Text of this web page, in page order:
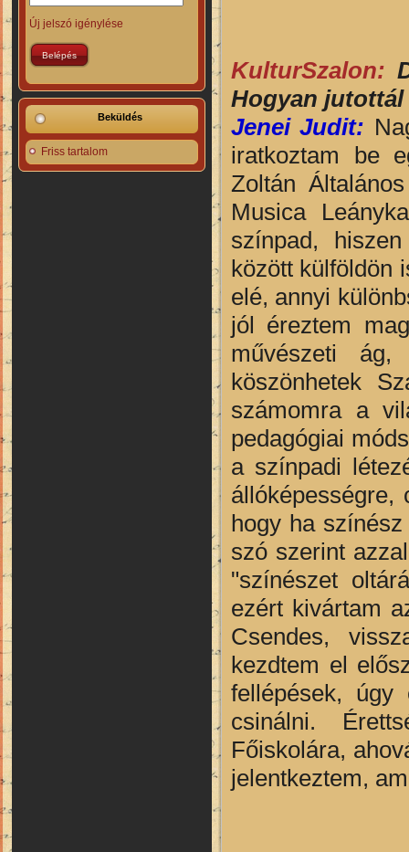
Új jelszó igénylése
Beküldés
Friss tartalom
KulturSzalon:
Hogyan
Jenei Judit:
iratkoztam be
Zoltán
Musica
színpad,
között külföldön
elé, annyi
jól éreztem
művészeti
köszönhetek
számomra a
pedagógiai
a színpadi
állóképességre,
hogy ha
szó szerint
"színészet
ezért kivártam
Csendes,
kezdtem el
fellépések,
csinálni.
Főiskolára,
jelentkeztem,